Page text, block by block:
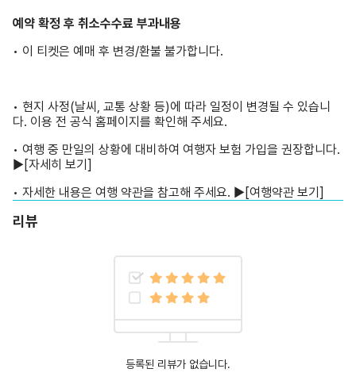
예약 확정 후 취소수수료 부과내용
• 이 티켓은 예매 후 변경/환불 불가합니다.
• 현지 사정(날씨, 교통 상황 등)에 따라 일정이 변경될 수 있습니
다. 이용 전 공식 홈페이지를 확인해 주세요.
• 여행 중 만일의 상황에 대비하여 여행자 보험 가입을 권장합니다.
▶ [자세히 보기]
• 자세한 내용은 여행 약관을 참고해 주세요. ▶ [여행약관 보기]
리뷰
등록된 리뷰가 없습니다.